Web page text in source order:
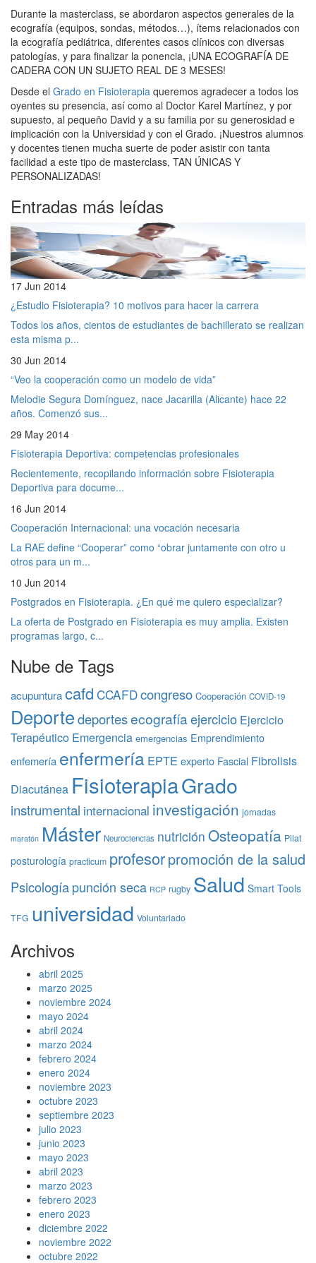
Durante la masterclass, se abordaron aspectos generales de la
ecografía (equipos, sondas, métodos…), ítems relacionados con
la ecografía pediátrica, diferentes casos clínicos con diversas
patologías, y para finalizar la ponencia, ¡UNA ECOGRAFÍA DE
CADERA CON UN SUJETO REAL DE 3 MESES!
Desde el Grado en Fisioterapia queremos agradecer a todos los
oyentes su presencia, así como al Doctor Karel Martínez, y por
supuesto, al pequeño David y a su familia por su generosidad e
implicación con la Universidad y con el Grado. ¡Nuestros alumnos
y docentes tienen mucha suerte de poder asistir con tanta
facilidad a este tipo de masterclass, TAN ÚNICAS Y
PERSONALIZADAS!
Entradas más leídas
17 Jun 2014
¿Estudio Fisioterapia? 10 motivos para hacer la carrera
Todos los años, cientos de estudiantes de bachillerato se realizan
esta misma p...
30 Jun 2014
“Veo la cooperación como un modelo de vida”
Melodie Segura Domínguez, nace Jacarilla (Alicante) hace 22
años. Comenzó sus...
29 May 2014
Fisioterapia Deportiva: competencias profesionales
Recientemente, recopilando información sobre Fisioterapia
Deportiva para docume...
16 Jun 2014
Cooperación Internacional: una vocación necesaria
La RAE define “Cooperar” como “obrar juntamente con otro u
otros para un m...
10 Jun 2014
Postgrados en Fisioterapia. ¿En qué me quiero especializar?
La oferta de Postgrado en Fisioterapia es muy amplia. Existen
programas largo, c...
Nube de Tags
acupunturacafd CCAFDcongreso Cooperación COVID-19
Deportedeportesecografíaejercicio Ejercicio
Terapéutico Emergencia emergencias Emprendimiento
enfemería enfermería EPTE experto Fascial Fibrolisis
Diacutánea FisioterapiaGrado
instrumental internacional investigación jornadas
maratón Máster Neurociencias nutrición Osteopatía Pilat
posturología practicum profesorpromoción de la salud
Psicologíapunción seca RCP rugby Salud Smart Tools
TFG universidad Voluntariado
Archivos
abril 2025
marzo 2025
noviembre 2024
mayo 2024
abril 2024
marzo 2024
febrero 2024
enero 2024
noviembre 2023
octubre 2023
septiembre 2023
julio 2023
junio 2023
mayo 2023
abril 2023
marzo 2023
febrero 2023
enero 2023
diciembre 2022
noviembre 2022
octubre 2022